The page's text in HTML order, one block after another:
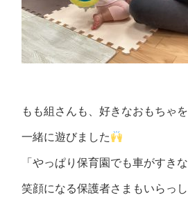
もも組さんも、好きなおもちゃ
一緒に遊びました
「やっぱり保育園でも車がすき
笑顔になる保護者さまもいらっ